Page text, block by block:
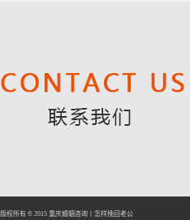
版权所有 © 2015 重庆婚姻咨询 怎样挽回老公